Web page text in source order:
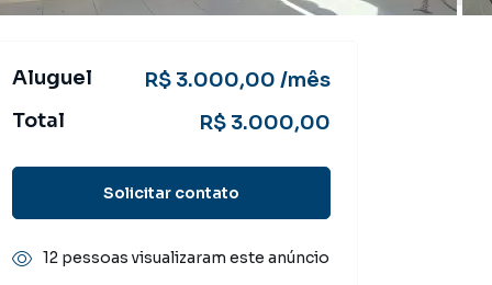
Aluguel
R$ 3.000,00 /mês
Total
R$ 3.000,00
Solicitar contato
12 pessoas visualizaram este anúncio